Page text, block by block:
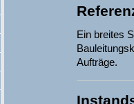
Ein breites
Aufträge.